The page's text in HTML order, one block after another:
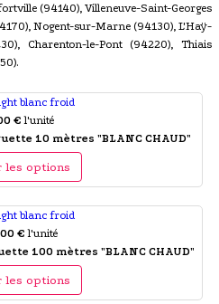
(94140), Villeneuve-Saint-Georges
Nogent-sur-Marne (94130), L'Haÿ-
Charenton-le-Pont (94220), Thiais
€ l'unité
10 mètres "BLANC CHAUD"
les options
€ l'unité
100 mètres "BLANC CHAUD"
les options